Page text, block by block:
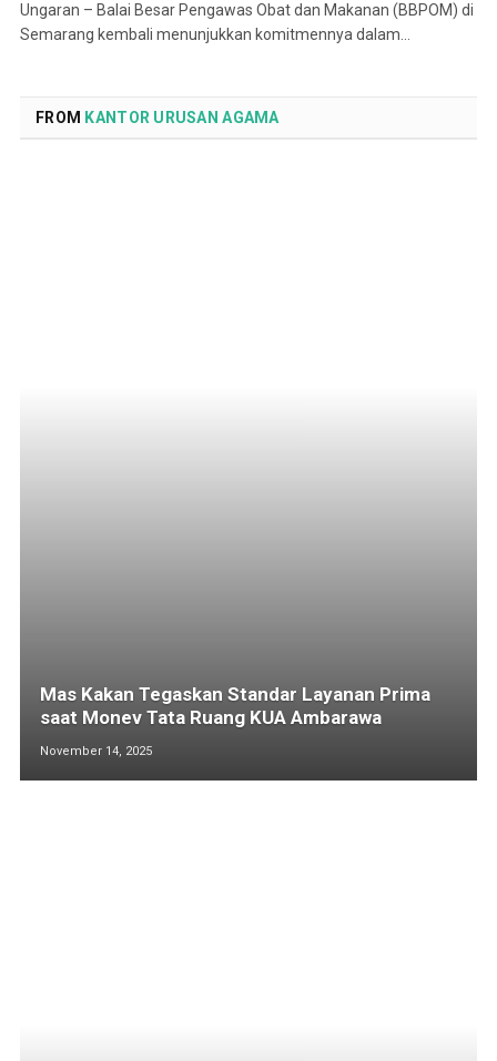
Ungaran – Balai Besar Pengawas Obat dan Makanan (BBPOM) di
Semarang kembali menunjukkan komitmennya dalam…
FROM KANTOR URUSAN AGAMA
Mas Kakan Tegaskan Standar Layanan Prima
saat Monev Tata Ruang KUA Ambarawa
November 14, 2025